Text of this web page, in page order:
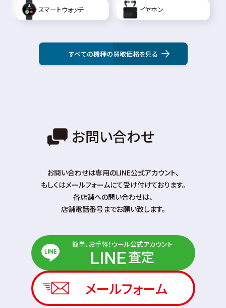
スマートウォッチ イヤホン
すべての機種の買取価格を見る
お問い合わせ
お問い合わせは専⽤のLINE公式アカウント、
もしくはメールフォームにて受け付けております。
各店舗への問い合わせは、
店舗電話番号までお願い致します。
簡単、お手軽！ウール公式アカウント
LINE査定
メールフォーム